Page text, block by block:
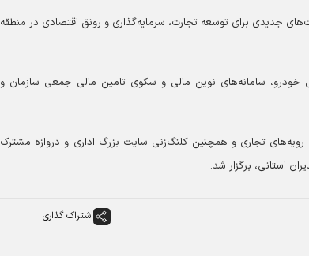
جدیدی برای توسعه تجارت، سرمایه‌گذاری و رونق اقتصادی در منطقه
خودرو، سامانه‌های نوین مالی و سکوی تامین مالی جمعی سازمان و
رویه‌های تجاری و همچنین کلنگ‌زنی سایت بزرگ اداری و دروازه مشترک
استانی، برگزار شد.
اشتراک گذاری